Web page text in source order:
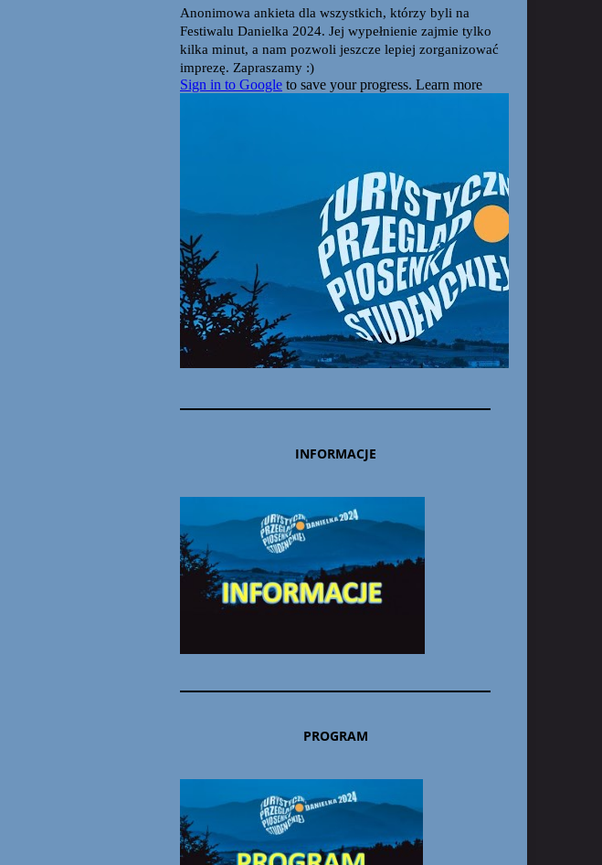
INFORMACJE
PROGRAM